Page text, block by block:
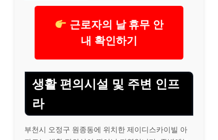
근로자의 날 휴무 안
내 확인하기
생활 편의시설 및 주변 인프
라
부천시 오정구 원종동에 위치한 제이디스카이빌 아